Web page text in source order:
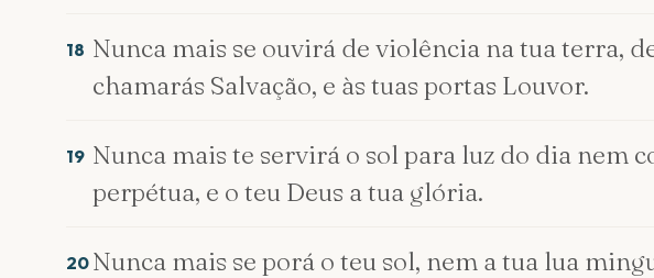
18 Nunca mais se ouvirá de violência na tua terra,
chamarás Salvação, e às tuas portas Louvor.
19 Nunca mais te servirá o sol para luz do dia nem
perpétua, e o teu Deus a tua glória.
20 Nunca mais se porá o teu sol, nem a tua lua